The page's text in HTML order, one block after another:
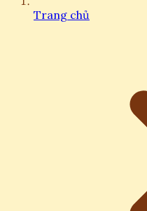
Trang chủ